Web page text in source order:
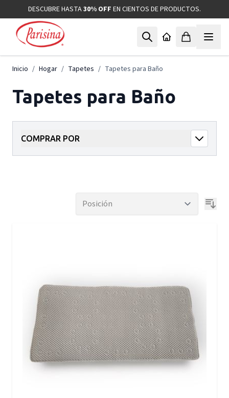
Ir al contenidoDESCUBRE HASTA30% OFF EN CIENTOS DE PRODUCTOS.
Inicio / Hogar / Tapetes / Tapetes para Baño
Tapetes para Baño
COMPRAR POR